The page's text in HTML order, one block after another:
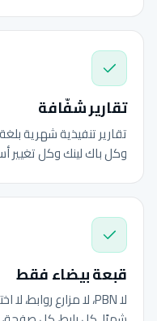
تقارير شفّافة
تقارير تنفيذية شهرية
وكل باك لينك وكل تغيير
قبعة بيضاء فقط